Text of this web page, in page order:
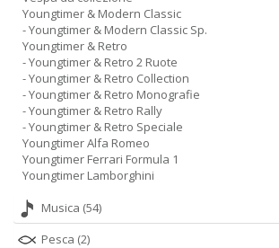
Youngtimer & Modern Classic
- Youngtimer & Modern Classic Sp.
Youngtimer & Retro
- Youngtimer & Retro 2 Ruote
- Youngtimer & Retro Collection
- Youngtimer & Retro Monografie
- Youngtimer & Retro Rally
- Youngtimer & Retro Speciale
Youngtimer Alfa Romeo
Youngtimer Ferrari Formula 1
Youngtimer Lamborghini
Musica (54)
Pesca (2)